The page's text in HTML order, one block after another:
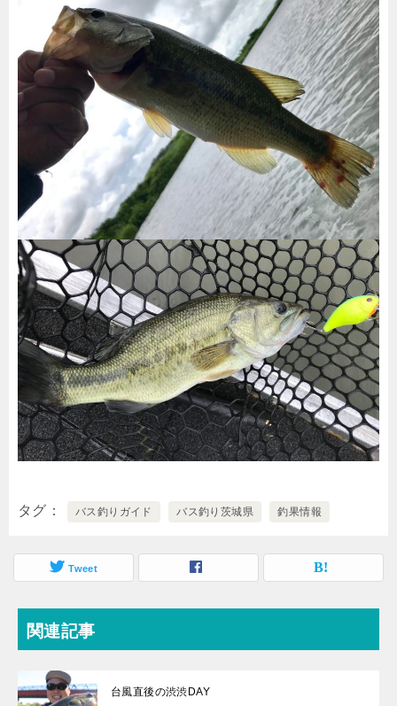
タグ バス釣りガイド バス釣り茨城県 釣果情報
Tweet
関連記事
台風直後の渋渋DAY